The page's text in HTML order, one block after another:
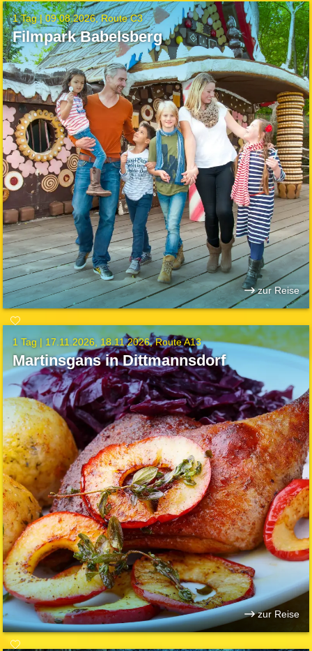
1 Tag |09.08.2026 Route C3
Filmpark Babelsberg
zur Reise
1 Tag | 17.11.2026 18.11.2026 Route A13
Martinsgans in Dittmannsdorf
zur Reise